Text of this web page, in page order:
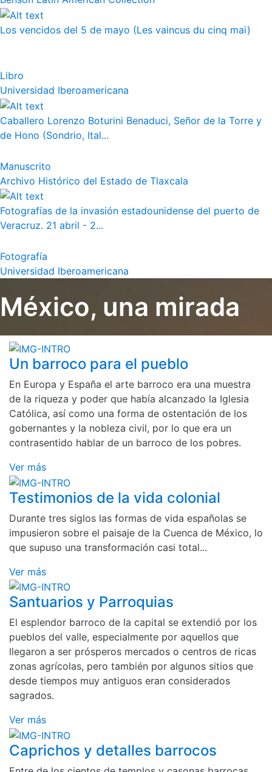
Los vencidos del 5 de mayo (Les vaincus du cinq mai)
Libro
Universidad Iberoamericana
Caballero Lorenzo Boturini Benaduci, Señor de la Torre y
de Hono (Sondrio, Ital...
Manuscrito
Archivo Histórico del Estado de Tlaxcala
Fotografías de la invasión estadounidense del puerto de
Veracruz. 21 abril - 2...
Fotografía
Universidad Iberoamericana
México, una mirada
Un barroco para el pueblo
En Europa y España el arte barroco era una muestra
de la riqueza y poder que había alcanzado la Iglesia
Católica, así como una forma de ostentación de los
gobernantes y la nobleza civil, por lo que era un
contrasentido hablar de un barroco de los pobres.
Ver más
Testimonios de la vida colonial
Durante tres siglos las formas de vida españolas se
impusieron sobre el paisaje de la Cuenca de México, lo
que supuso una transformación casi total...
Ver más
Santuarios y Parroquias
El esplendor barroco de la capital se extendió por los
pueblos del valle, especialmente por aquellos que
llegaron a ser prósperos mercados o centros de ricas
zonas agrícolas, pero también por algunos sitios que
desde tiempos muy antiguos eran considerados
sagrados.
Ver más
Caprichos y detalles barrocos